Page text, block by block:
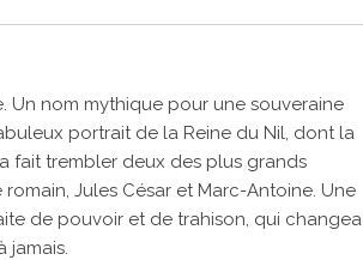
Un nom mythique pour une souveraine
portrait de la Reine du Nil, dont la
fait trembler deux des plus grands
romain, Jules César et Marc-Antoine. Une
de pouvoir et de trahison, qui changea
jamais.